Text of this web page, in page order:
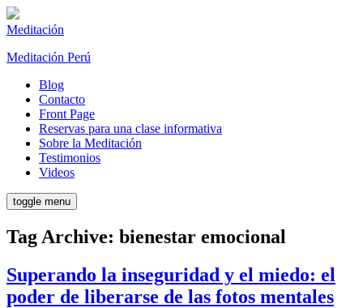
Meditación
Meditación Perú
Blog
Contacto
Front Page
Reservas para una clase informativa
Sobre la Meditación
Testimonios
Videos
toggle menu
Tag Archive: bienestar emocional
Superando la inseguridad y el miedo: el
poder de liberarse de las fotos mentales